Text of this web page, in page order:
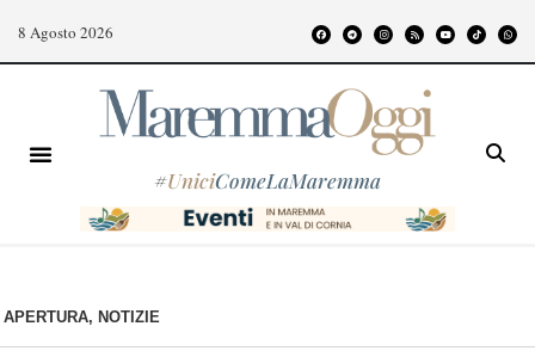
8 Agosto 2026
#UniciComeLaMaremma
APERTURA, NOTIZIE